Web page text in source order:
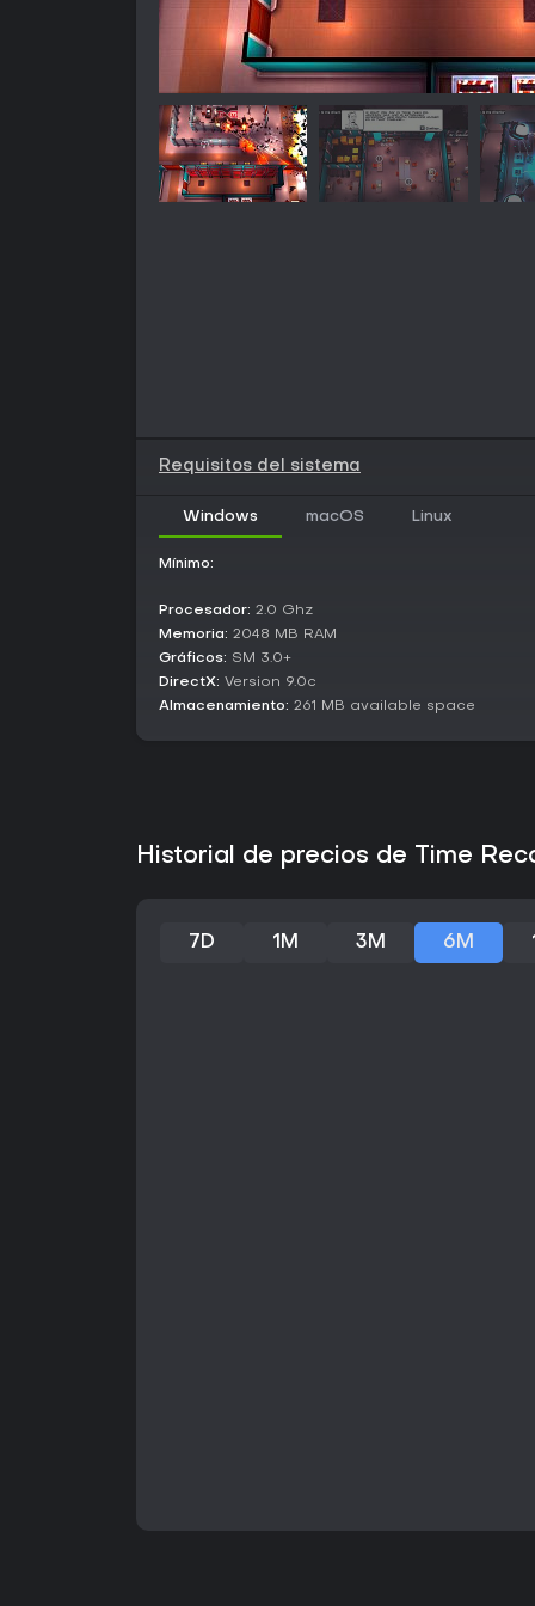
Requisitos del sistema
Windows macOS Linux
Mínimo:
Procesador: 2.0 Ghz
Memoria: 2048 MB RAM
Gráficos: SM 3.0+
DirectX: Version 9.0c
Almacenamiento: 261 MB available space
Historial de precios de Time
7D 1M 3M 6M